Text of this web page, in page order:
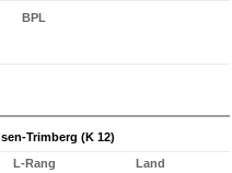
BPL
Trimberg (K 12)
L-Rang
Land